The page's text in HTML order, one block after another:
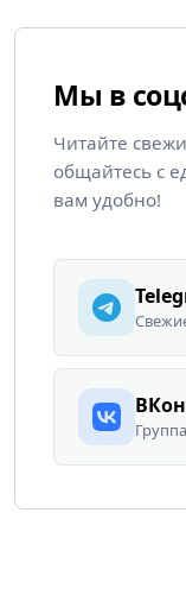
Мы в
Читайте
общайтесь с
вам удобно!